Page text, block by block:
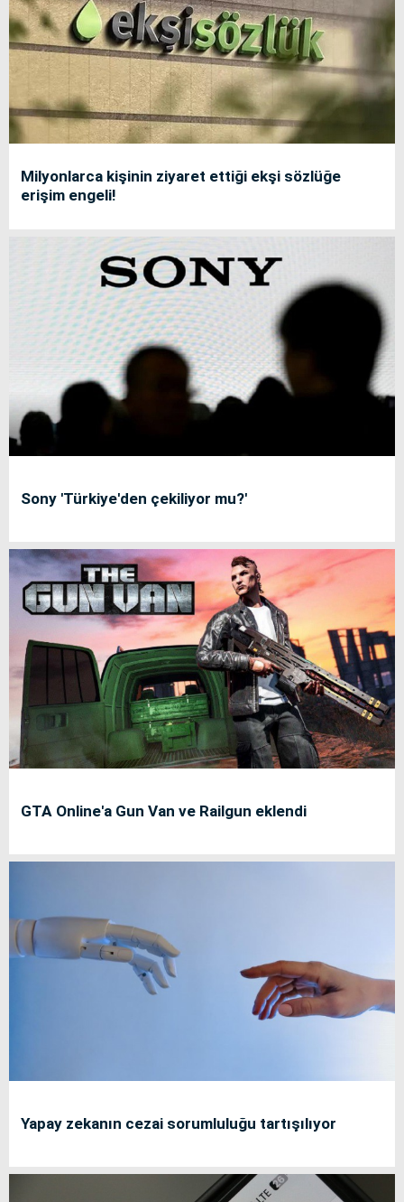
Milyonlarca kişinin ziyaret ettiği ekşi sözlüğe
erişim engeli!
Sony 'Türkiye'den çekiliyor mu?'
GTA Online'a Gun Van ve Railgun eklendi
Yapay zekanın cezai sorumluluğu tartışılıyor